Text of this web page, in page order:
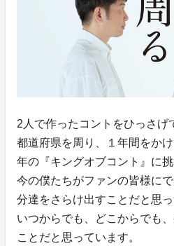
2人で作ったコントをひっさげ
都道府県を周り、１年間をか
年の『キングオブコント』に挑
今の僕たちがファンの皆様に
分達をさらけ出すことだと思っ
いつからでも、どこからでも
ことだと思っています。